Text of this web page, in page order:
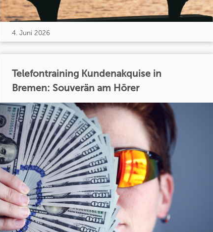
4. Juni 2026
Telefontraining Kundenakquise in
Bremen: Souverän am Hörer